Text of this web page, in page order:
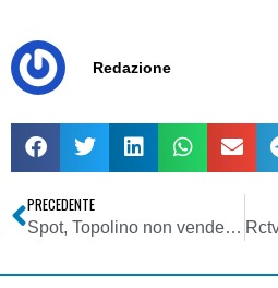
Redazione
PRECEDENTE
Spot, Topolino non venderà più cibo spazzatura